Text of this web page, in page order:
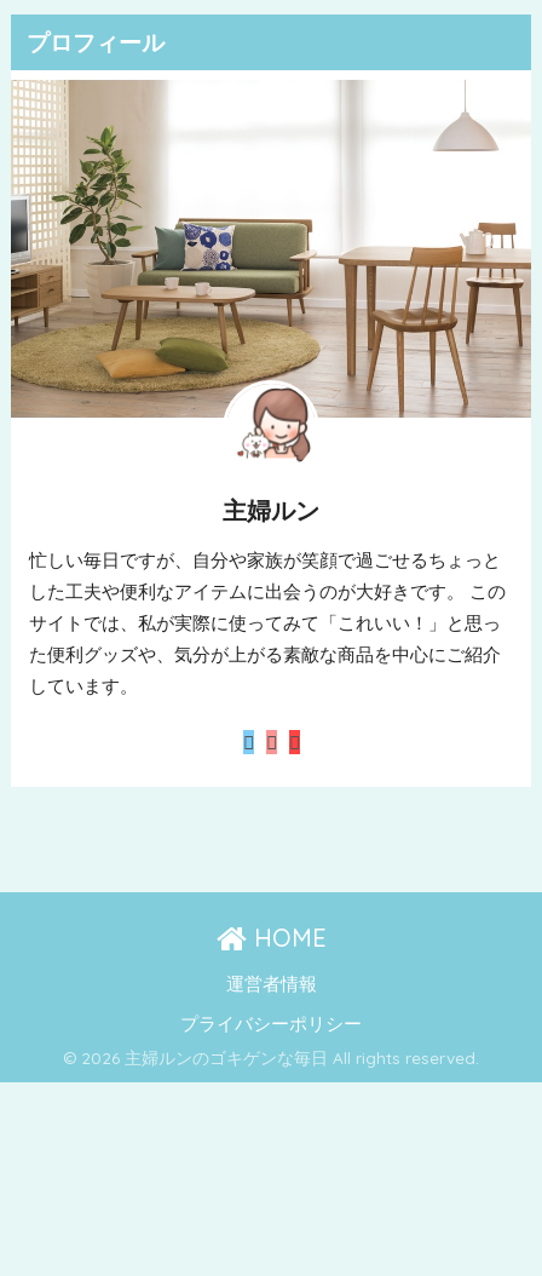
プロフィール
主婦ルン
忙しい毎日ですが、自分や家族が笑顔で過ごせるちょっと
した工夫や便利なアイテムに出会うのが大好きです。 この
サイトでは、私が実際に使ってみて「これいい！」と思っ
た便利グッズや、気分が上がる素敵な商品を中心にご紹介
しています。
HOME
運営者情報
プライバシーポリシー
© 2026 主婦ルンのゴキゲンな毎日 All rights reserved.